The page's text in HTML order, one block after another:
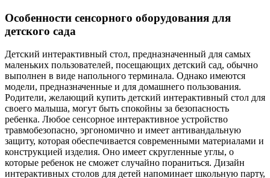
Особенности сенсорного оборудования для
детского сада
Детский интерактивный стол, предназначенный для самых
маленьких пользователей, посещающих детский сад, обычно
выполнен в виде напольного терминала. Однако имеются
модели, предназначенные и для домашнего пользования.
Родители, желающий купить детский интерактивный стол для
своего малыша, могут быть спокойны за безопасность
ребенка. Любое сенсорное интерактивное устройство
травмобезопасно, эргономично и имеет антивандальную
защиту, которая обеспечивается современными материалами и
конструкцией изделия. Оно имеет скругленные углы, о
которые ребенок не сможет случайно пораниться. Дизайн
интерактивных столов для детей напоминает школьную парту,